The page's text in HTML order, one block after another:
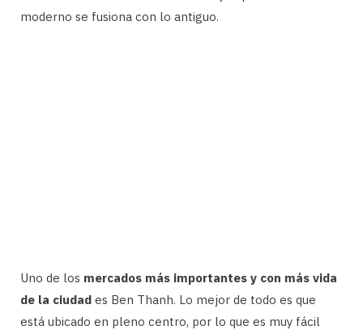
moderno se fusiona con lo antiguo.
Uno de los mercados más importantes y con más vida
de la ciudad es Ben Thanh. Lo mejor de todo es que
está ubicado en pleno centro, por lo que es muy fácil